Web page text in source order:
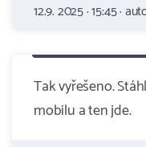
12.9. 2025 · 15:45 ·
Tak vyřešeno.
mobilu a ten jde.